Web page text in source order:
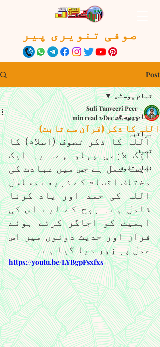
صوفی تنویری پیر
Post
تمام پوسٹس
مراقبہ
تصوف
نصاب تصوف
تمام پوسٹس
اللہ کا ذکر (قرآن سے ثابت)
Sufi Tanveeri Peer
Dec 28, 2023
2 min read
اللہ کا ذکر تصوف (اسلام) کا
ایک لازمی پہلو ہے۔ یہ ایک
ایسا عمل ہے جس میں عبادت کی
مختلف اقسام کے ذریعے مسلسل
اللہ کی حمد اور یاد کرنا
شامل ہے۔ روح کے لیے اس کی
اہمیت کو اجاگر کرتے ہوئے
قرآن اور حدیث دونوں میں اس
عمل پر زور دیا گیا ہے۔
https://youtu.be/LYBgpFsxfxs